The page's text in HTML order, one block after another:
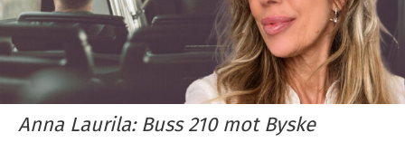
Anna Laurila: Buss 210 mot Byske